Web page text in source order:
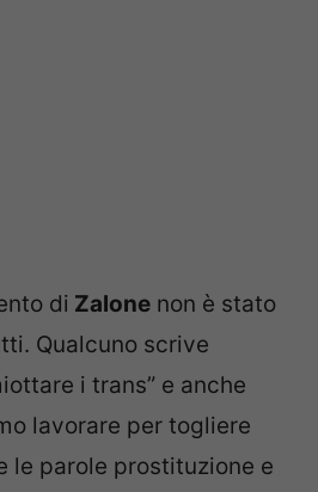
di Zalone non è stato
Qualcuno scrive
i trans” e anche
lavorare per togliere
le parole prostituzione e